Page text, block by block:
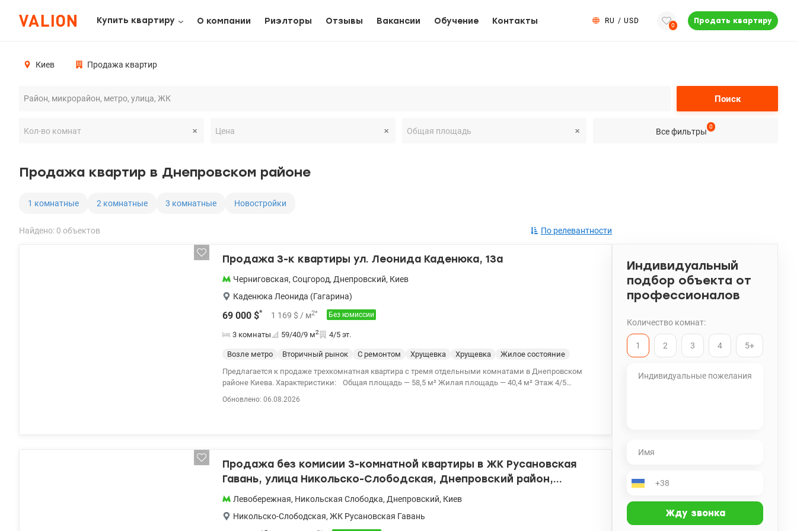
Купить квартиру О компании Риэлторы Отзывы Вакансии Обучение Контакты RU / USD
0
Продать квартиру
Киев Продажа квартир
Поиск
Все фильтры
0
Продажа квартир в Днепровском районе
1 комнатные 2 комнатные 3 комнатные Новостройки
Найдено: 0 объектов По релевантности
Продажа 3-к квартиры ул. Леонида Каденюка, 13а
Черниговская, Соцгород, Днепровский, Киев
Каденюка Леонида (Гагарина)
69 000 $* 1 169 $ / м2* Без комиссии
3 комнаты 59/40/9 м2 4/5 эт.
Возле метро Вторичный рынок С ремонтом Хрущевка Хрущевка
Жилое состояние
Предлагается к продаже трехкомнатная квартира с тремя отдельными комнатами в Днепровском
районе Киева. Характеристики: Общая площадь — 58,5 м² Жилая площадь — 40,4 м² Этаж 4/5
Обновлено: 06.08.2026
Продажа без комисии 3-комнатной квартиры в ЖК Русановская
Гавань, улица Никольско-Слободская, Днепровский район,
Левобережная, Левый берег
Левобережная, Никольская Слободка, Днепровский, Киев
Никольско-Слободская, ЖК Русановская Гавань
Индивидуальный
подбор объекта от
профессионалов
Количество комнат:
1 2 3 4 5+